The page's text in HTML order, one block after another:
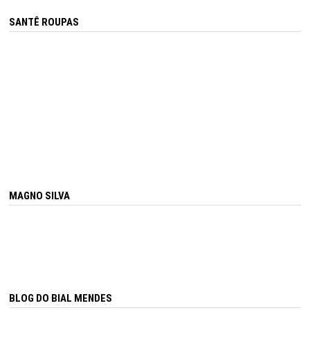
SANTÊ ROUPAS
MAGNO SILVA
BLOG DO BIAL MENDES